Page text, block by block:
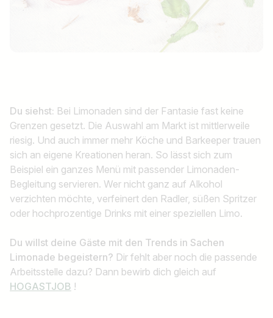
Du siehst: Bei Limonaden sind der Fantasie fast keine
Grenzen gesetzt. Die Auswahl am Markt ist mittlerweile
riesig. Und auch immer mehr Köche und Barkeeper trauen
sich an eigene Kreationen heran. So lässt sich zum
Beispiel ein ganzes Menü mit passender Limonaden-
Begleitung servieren. Wer nicht ganz auf Alkohol
verzichten möchte, verfeinert den Radler, süßen Spritzer
oder hochprozentige Drinks mit einer speziellen Limo.
Du willst deine Gäste mit den Trends in Sachen
Limonade begeistern? Dir fehlt aber noch die passende
Arbeitsstelle dazu? Dann bewirb dich gleich auf
HOGASTJOB !